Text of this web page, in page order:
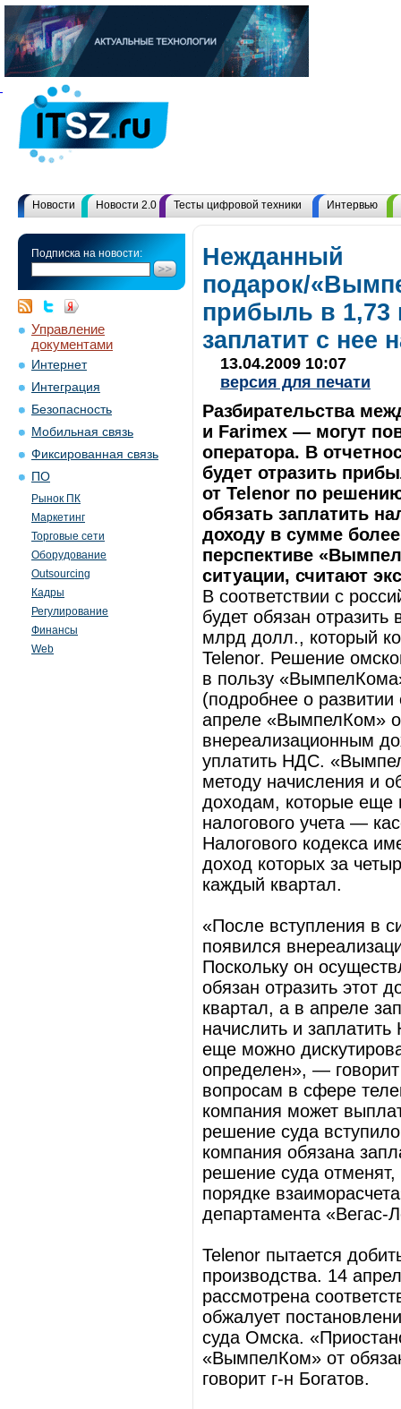
Новости Новости 2.0 Тесты цифровой техники Интервью
Подписка на новости:
Управление
документами
Интернет
Интеграция
Безопасность
Мобильная связь
Фиксированная связь
ПО
Рынок ПК
Маркетинг
Торговые сети
Оборудование
Outsourcing
Кадры
Регулирование
Финансы
Web
Нежданный
подарок/
прибыль в 1,73
заплатит с нее
13.04.2009 10:07
версия для печати
Разбирательства
и Farimex — могут
оператора. В
будет отразить
от Telenor по
обязать заплатить
доходу в сумме
перспективе
ситуации, считают
В соответствии с
будет обязан
млрд долл., который
Telenor. Решение
в пользу
(подробнее о
апреле «ВымпелКом»
внереализационным
уплатить НДС.
методу начисления и
доходам, которые еще
налогового учета —
Налогового кодекса
доход которых за
каждый квартал.
«После вступления в
появился
Поскольку он
обязан отразить этот
квартал, а в апреле
начислить и
еще можно
определен», —
вопросам в сфере
компания может
решение суда
компания обязана
решение суда
порядке
департамента «Вегас-
Telenor пытается
производства. 14
рассмотрена
обжалует
суда Омска.
«ВымпелКом» от
говорит г-н Богатов.